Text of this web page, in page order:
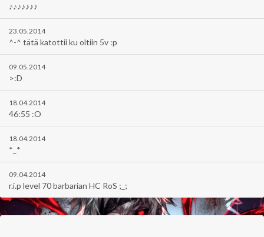
♪♪♪♪♪♪♪
23.05.2014
^-^ tätä katottii ku oltiin 5v :p
09.05.2014
>:D
18.04.2014
46:55 :O
18.04.2014
*_*
09.04.2014
r.i.p level 70 barbarian HC RoS ;_;